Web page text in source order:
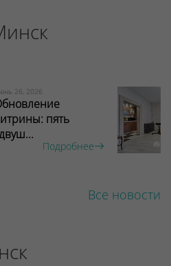
26, 2026
пять
Подробнее
Все новости